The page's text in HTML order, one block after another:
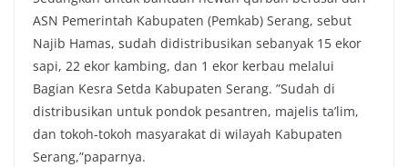
ASN Pemerintah Kabupaten (Pemkab) Serang, sebut
Najib Hamas, sudah didistribusikan sebanyak 15 ekor
sapi, 22 ekor kambing, dan 1 ekor kerbau melalui
Bagian Kesra Setda Kabupaten Serang. ”Sudah di
distribusikan untuk pondok pesantren, majelis ta’lim,
dan tokoh-tokoh masyarakat di wilayah Kabupaten
Serang,”paparnya.